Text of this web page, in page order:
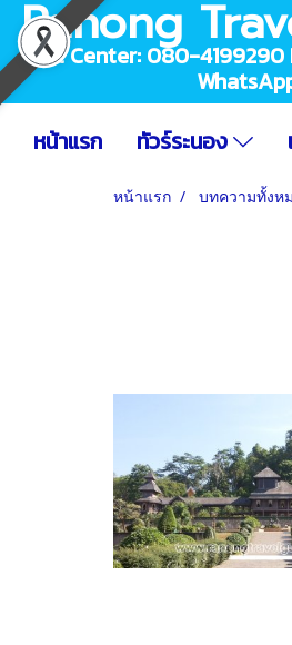
Ranong
Call Center: 080-4199290
หน้าแรก
ทัวร์ระนอง
หน้าแรก บทความทั้งห